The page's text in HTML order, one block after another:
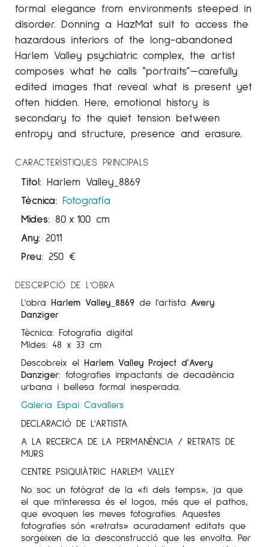
formal elegance from environments steeped in
disorder. Donning a HazMat suit to access the
hazardous interiors of the long-abandoned
Harlem Valley psychiatric complex, the artist
composes what he calls “portraits”—carefully
edited images that reveal what is present yet
often hidden. Here, emotional history is
secondary to the quiet tension between
entropy and structure, presence and erasure.
CARACTERÍSTIQUES PRINCIPALS
Títol: Harlem Valley_8869
Tècnica: Fotografía
Mides: 80 x 100 cm
Any: 2011
Preu: 250 €
DESCRIPCIÓ DE L'OBRA
L'obra Harlem Valley_8869 de l'artista Avery
Danziger
Tècnica: Fotografia digital
Mides: 48 x 33 cm
Descobreix el Harlem Valley Project d’Avery
Danziger: fotografies impactants de decadència
urbana i bellesa formal inesperada.
Galeria Espai Cavallers
DECLARACIÓ DE L'ARTISTA
A LA RECERCA DE LA PERMANÈNCIA / RETRATS DE
MURS
CENTRE PSIQUIÀTRIC HARLEM VALLEY
No soc un fotògraf de la «fi dels temps», ja que
el que m'interessa és el logos, més que el pathos,
que evoquen les meves fotografies. Aquestes
fotografies són «retrats» acuradament editats que
sorgeixen de la desconstrucció que les envolta. Per